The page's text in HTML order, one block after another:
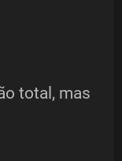
total, mas